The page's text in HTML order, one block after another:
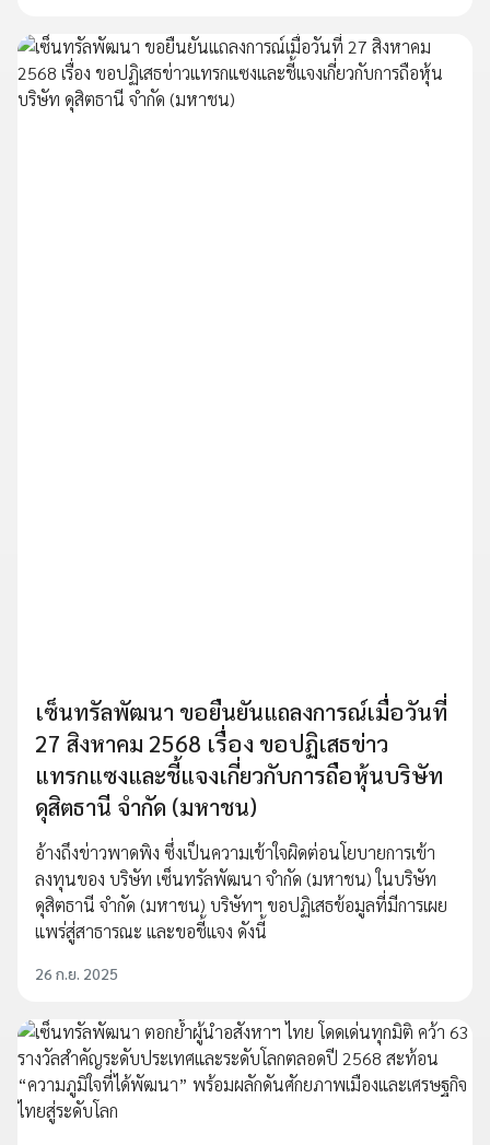
เซ็นทรัลพัฒนา ขอยืนยันแถลงการณ์เมื่อวันที่
27 สิงหาคม 2568 เรื่อง ขอปฏิเสธข่าว
แทรกแซงและชี้แจงเกี่ยวกับการถือหุ้นบริษัท
ดุสิตธานี จำกัด (มหาชน)
อ้างถึงข่าวพาดพิง ซึ่งเป็นความเข้าใจผิดต่อนโยบายการเข้า
ลงทุนของ บริษัท เซ็นทรัลพัฒนา จำกัด (มหาชน) ในบริษัท
ดุสิตธานี จำกัด (มหาชน) บริษัทฯ ขอปฏิเสธข้อมูลที่มีการเผย
แพร่สู่สาธารณะ และขอชี้แจง ดังนี้
26 ก.ย. 2025